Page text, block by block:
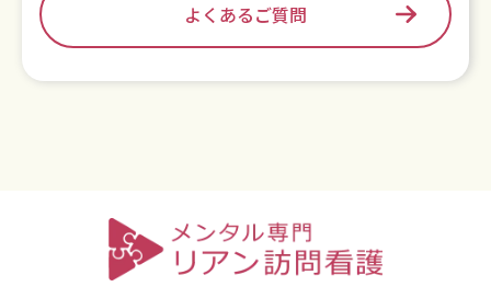
よくあるご質問